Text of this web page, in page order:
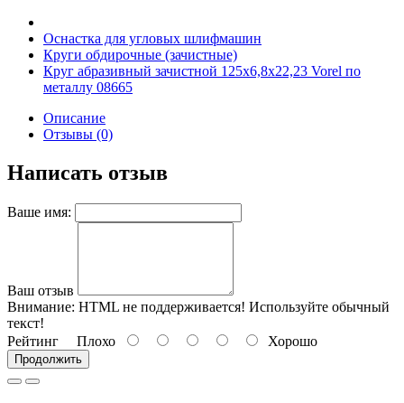
Оснастка для угловых шлифмашин
Круги обдирочные (зачистные)
Круг абразивный зачистной 125х6,8х22,23 Vorel по
металлу 08665
Описание
Отзывы (0)
Написать отзыв
Ваше имя:
Ваш отзыв
Внимание: HTML не поддерживается! Используйте обычный
текст!
Рейтинг Плохо Хорошо
Продолжить